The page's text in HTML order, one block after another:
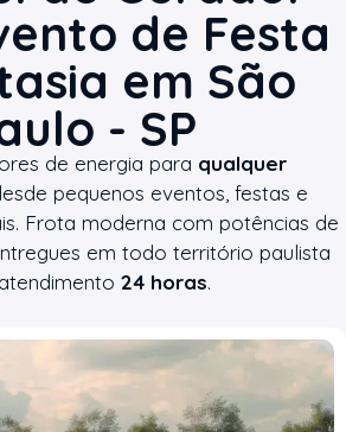
de Festa
em São
- SP
de energia para qualquer
pequenos eventos, festas e
Frota moderna com potências de
em todo território paulista
24 horas.